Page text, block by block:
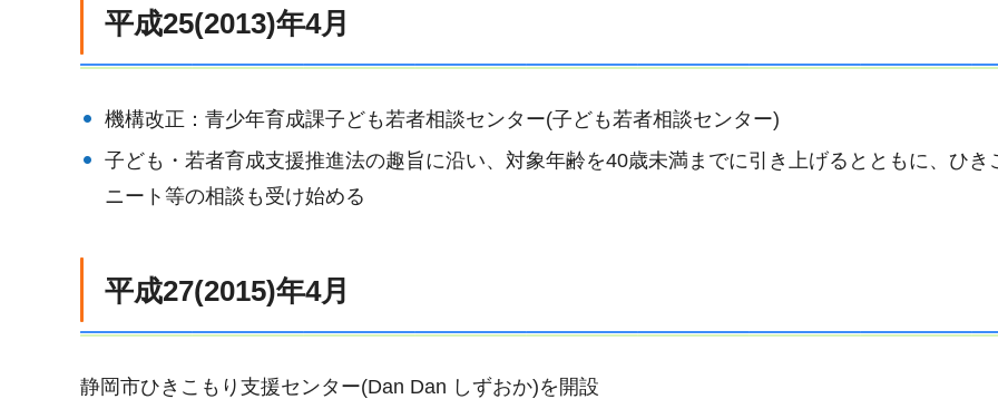
平成25(2013)年4月
機構改正：青少年育成課子ども若者相談センター(子ども若者相談センター)
子ども・若者育成支援推進法の趣旨に沿い、対象年齢を40歳未満までに引き上げるとともに、ひき
ニート等の相談も受け始める
平成27(2015)年4月
静岡市ひきこもり支援センター(Dan Dan しずおか)を開設